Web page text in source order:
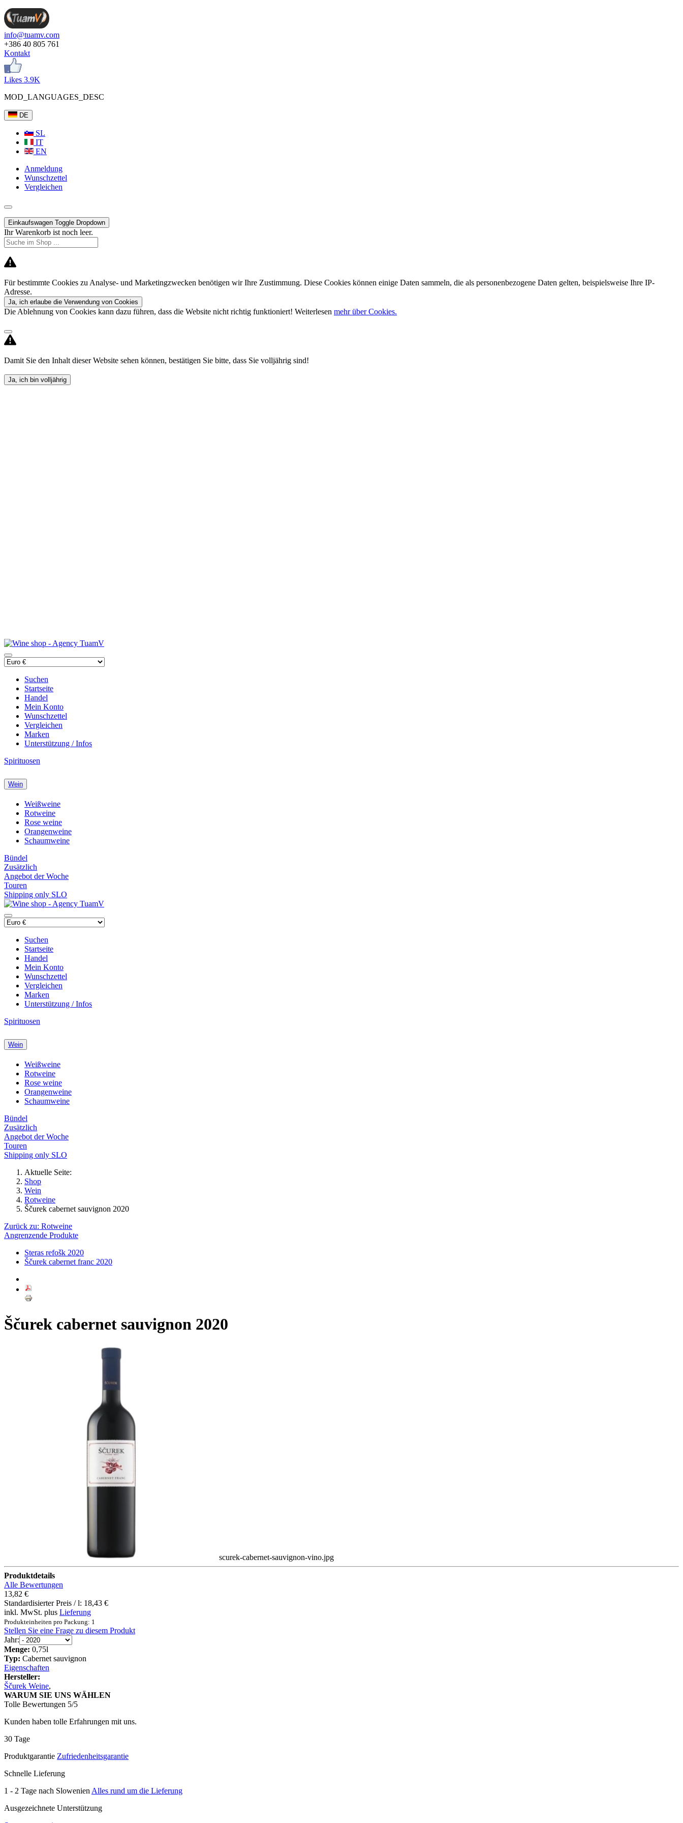
info@tuamv.com
+386 40 805 761
Kontakt
Likes 3.9K
MOD_LANGUAGES_DESC
DE
SL
IT
EN
Anmeldung
Wunschzettel
Vergleichen
Einkaufswagen Toggle Dropdown
Ihr Warenkorb ist noch leer.
Für bestimmte Cookies zu Analyse- und Marketingzwecken benötigen wir Ihre Zustimmung. Diese Cookies können einige Daten sammeln, die als personenbezogene Daten gelten, beispielsweise Ihre IP-
Adresse.
Ja, ich erlaube die Verwendung von Cookies
Die Ablehnung von Cookies kann dazu führen, dass die Website nicht richtig funktioniert! Weiterlesen mehr über Cookies.
Damit Sie den Inhalt dieser Website sehen können, bestätigen Sie bitte, dass Sie volljährig sind!
Ja, ich bin volljährig
Suchen
Startseite
Handel
Mein Konto
Wunschzettel
Vergleichen
Marken
Unterstützung / Infos
Spirituosen
Wein
Weißweine
Rotweine
Rose weine
Orangenweine
Schaumweine
Bündel
Zusätzlich
Angebot der Woche
Touren
Shipping only SLO
Suchen
Startseite
Handel
Mein Konto
Wunschzettel
Vergleichen
Marken
Unterstützung / Infos
Spirituosen
Wein
Weißweine
Rotweine
Rose weine
Orangenweine
Schaumweine
Bündel
Zusätzlich
Angebot der Woche
Touren
Shipping only SLO
Aktuelle Seite:
Shop
Wein
Rotweine
Ščurek cabernet sauvignon 2020
Zurück zu: Rotweine
Angrenzende Produkte
Steras refošk 2020
Ščurek cabernet franc 2020
Ščurek cabernet sauvignon 2020
scurek-cabernet-sauvignon-vino.jpg
Produktdetails
Alle Bewertungen
13,82 €
Standardisierter Preis / l: 18,43 €
inkl. MwSt. plus Lieferung
Produkteinheiten pro Packung: 1
Stellen Sie eine Frage zu diesem Produkt
Jahr:
Menge: 0,75l
Typ: Cabernet sauvignon
Eigenschaften
Hersteller:
Ščurek Weine,
WARUM SIE UNS WÄHLEN
Tolle Bewertungen 5/5
Kunden haben tolle Erfahrungen mit uns.
30 Tage
Produktgarantie Zufriedenheitsgarantie
Schnelle Lieferung
1 - 2 Tage nach Slowenien Alles rund um die Lieferung
Ausgezeichnete Unterstützung